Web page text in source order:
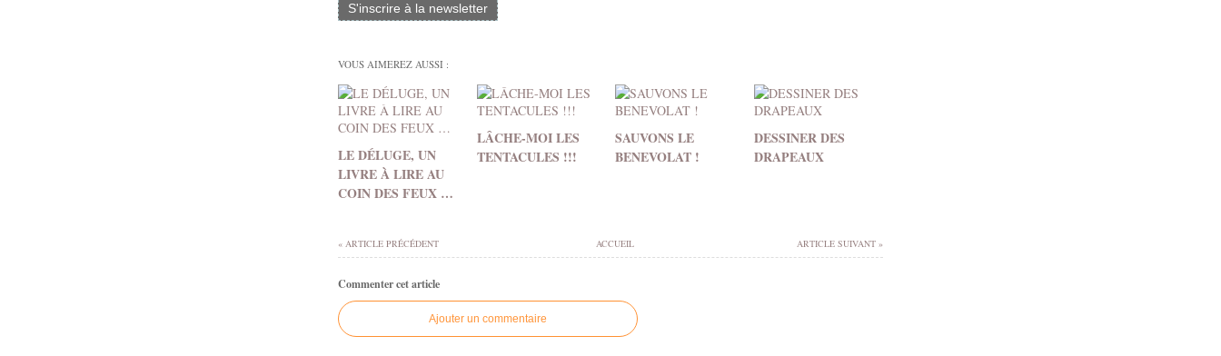
S'inscrire à la newsletter
VOUS AIMEREZ AUSSI :
LE DÉLUGE, UN
LIVRE À LIRE AU
COIN DES FEUX …
LÂCHE-MOI LES
TENTACULES !!!
SAUVONS LE
BENEVOLAT !
DESSINER DES
DRAPEAUX
ACCUEIL
« ARTICLE PRÉCÉDENT ARTICLE SUIVANT »
Commenter cet article
Ajouter un commentaire